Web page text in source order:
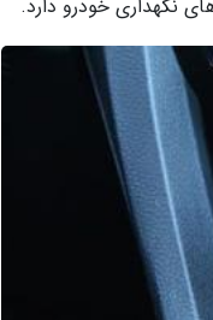
نگهداری خودرو دارد.